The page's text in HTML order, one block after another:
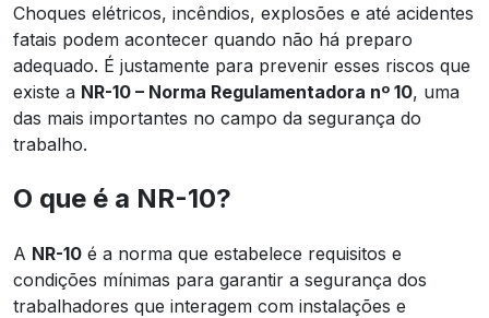
Choques elétricos, incêndios, explosões e até acidentes
fatais podem acontecer quando não há preparo
adequado. É justamente para prevenir esses riscos que
existe a NR-10 – Norma Regulamentadora nº 10, uma
das mais importantes no campo da segurança do
trabalho.
O que é a NR-10?
A NR-10 é a norma que estabelece requisitos e
condições mínimas para garantir a segurança dos
trabalhadores que interagem com instalações e